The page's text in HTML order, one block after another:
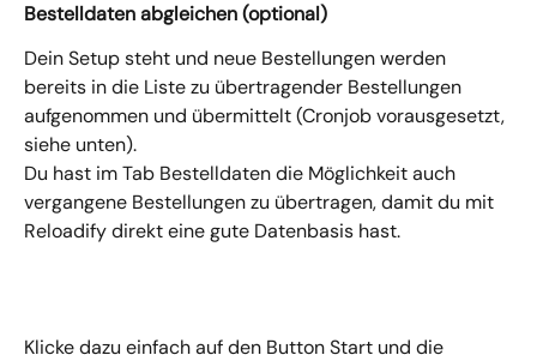
Bestelldaten abgleichen (optional)
Dein Setup steht und neue Bestellungen werden
bereits in die Liste zu übertragender Bestellungen
aufgenommen und übermittelt (Cronjob vorausgesetzt,
siehe unten).
Du hast im Tab Bestelldaten die Möglichkeit auch
vergangene Bestellungen zu übertragen, damit du mit
Reloadify direkt eine gute Datenbasis hast.
Klicke dazu einfach auf den Button Start und die